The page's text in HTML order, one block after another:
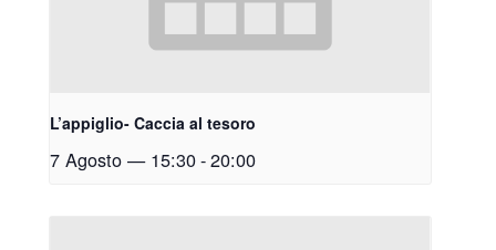
L’appiglio- Caccia al tesoro
7 Agosto — 15:30-20:00